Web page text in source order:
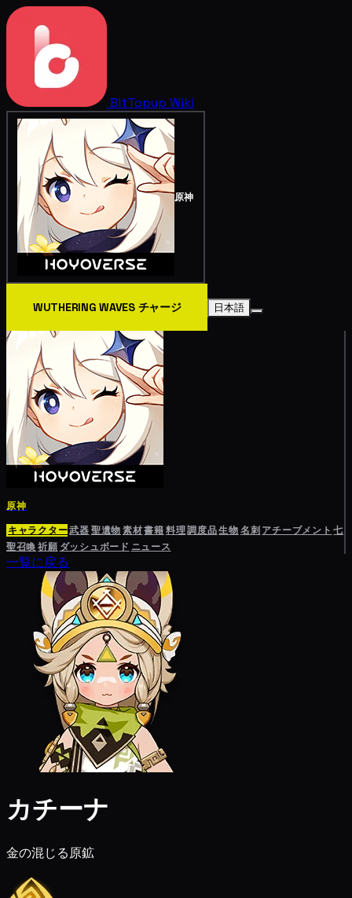
BitTopup Wiki
原神
WUTHERING WAVES チャージ 日本語
原神
キャラクター武器聖遺物素材書籍料理調度品生物名刺 アチーブメント 七
聖召喚祈願 ダッシュボード ニュース
一覧に戻る
カチーナ
金の混じる原鉱